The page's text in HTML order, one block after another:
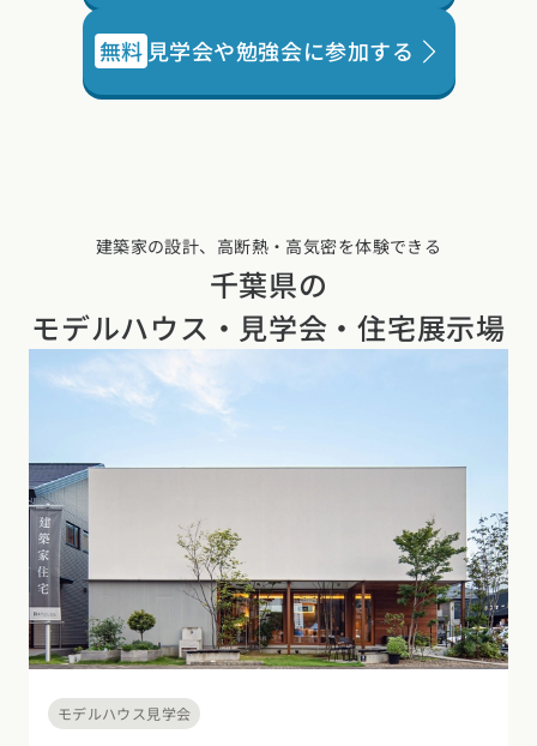
無料 見学会や勉強会に参加する
建築家の設計、高断熱・高気密を体験できる
千葉県の
モデルハウス・見学会・住宅展示場
モデルハウス見学会